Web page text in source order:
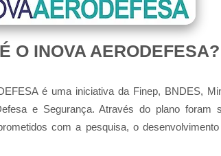
O INOVA AERODEFESA?
é uma iniciativa da Finep, BNDES,
e Segurança. Através do plano foram
com a pesquisa, o